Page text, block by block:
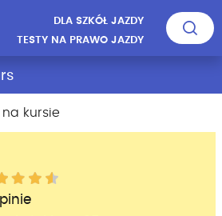
DLA SZKÓŁ JAZDY
TESTY NA PRAWO JAZDY
kursie